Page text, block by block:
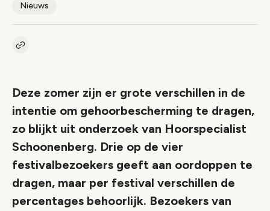
Nieuws
Kopieer link naar artikel
Deze zomer zijn er grote verschillen in de
intentie om gehoorbescherming te dragen,
zo blijkt uit onderzoek van Hoorspecialist
Schoonenberg. Drie op de vier
festivalbezoekers geeft aan oordoppen te
dragen, maar per festival verschillen de
percentages behoorlijk. Bezoekers van